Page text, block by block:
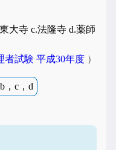
大寺 c.法隆寺 d.薬師
者試験 平成30年度 ）
，c，d